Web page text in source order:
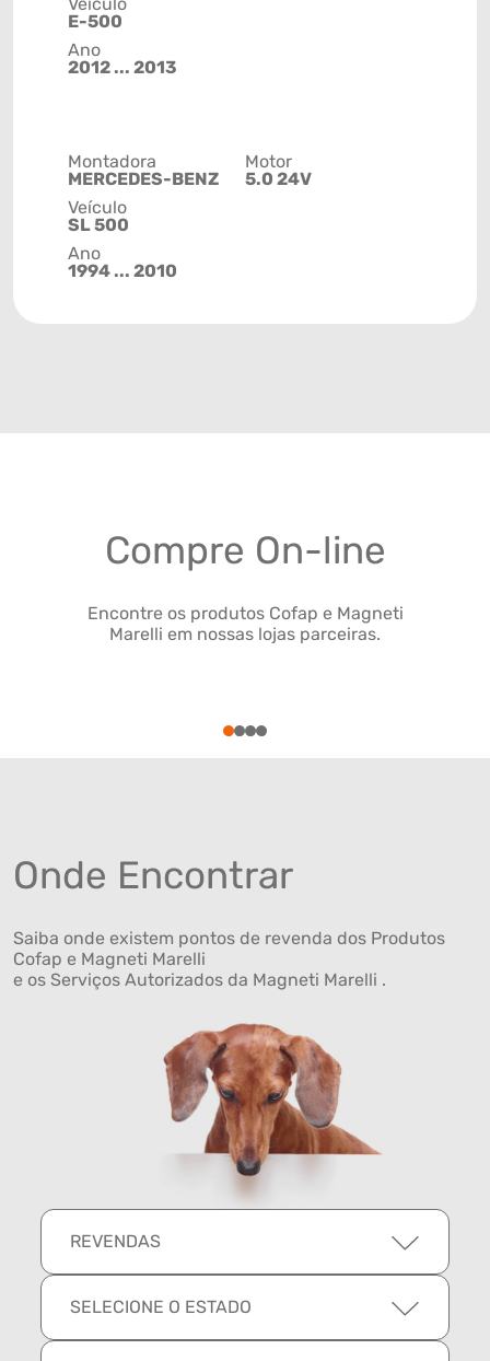
Veículo
E-500
Ano
2012 ... 2013
Montadora
MERCEDES-BENZ
Veículo
SL 500
Ano
1994 ... 2010
Motor
5.0 24V
Compre On-line
Encontre os produtos Cofap e Magneti
Marelli em nossas lojas parceiras.
1234
Onde Encontrar
Saiba onde existem pontos de revenda dos Produtos
Cofap e Magneti Marelli
e os Serviços Autorizados da Magneti Marelli .
REVENDAS
SELECIONE O ESTADO